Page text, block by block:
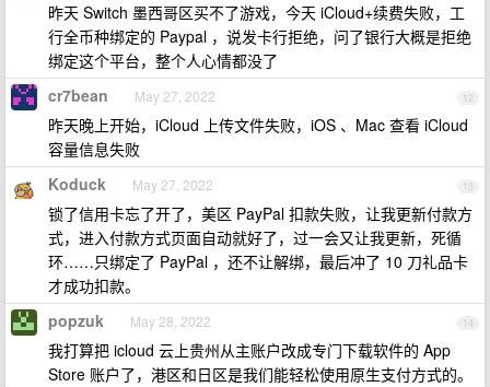
昨天 Switch 墨西哥区买不了游戏，今天 iCloud+续费失败，工
行全币种绑定的 Paypal ，说发卡行拒绝，问了银行大概是拒绝
绑定这个平台，整个人心情都没了
12
cr7bean May 27, 2022
昨天晚上开始，iCloud 上传文件失败，iOS 、Mac 查看 iCloud
容量信息失败
13
Koduck May 27, 2022
锁了信用卡忘了开了，美区 PayPal 扣款失败，让我更新付款方
式，进入付款方式页面自动就好了，过一会又让我更新，死循
环……只绑定了 PayPal ，还不让解绑，最后冲了 10 刀礼品卡
才成功扣款。
14
popzuk May 28, 2022
我打算把 icloud 云上贵州从主账户改成专门下载软件的 App
Store 账户了，港区和日区是我们能轻松使用原生支付方式的。